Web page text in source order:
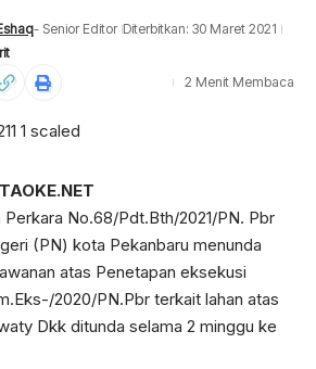
- Senior Editor Diterbitkan: 30 Maret 2021
2 Menit Membaca
No.68/Pdt.Bth/2021/PN. Pbr
(PN) kota Pekanbaru menunda
atas Penetapan eksekusi
2020/PN.Pbr terkait lahan atas
Dkk ditunda selama 2 minggu ke